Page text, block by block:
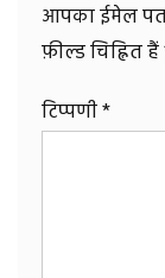
आपका ईमेल
फ़ील्ड चिह्नित हैं
टिप्पणी*